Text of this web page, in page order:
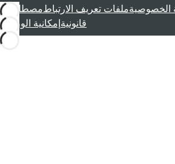
الخصوصيةملفات تعريف الارتباطمصطلحات
قانونية إمكانية الوصول